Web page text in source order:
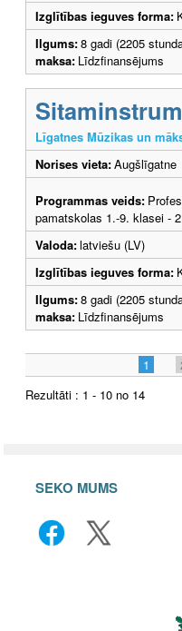
Izglītības ieguves forma:
Ilgums:8 gadi (2205
maksa: Līdzfinansējums
Līgatnes Mūzikas un
Norises vieta:Augšlīgatne
Programmas veids:
pamatskolas 1.-9. klasei -
Valoda:latviešu (LV)
Izglītības ieguves forma:
Ilgums:8 gadi (2205
maksa: Līdzfinansējums
1
Rezultāti : 1 - 10 no 14
SEKO MUMS